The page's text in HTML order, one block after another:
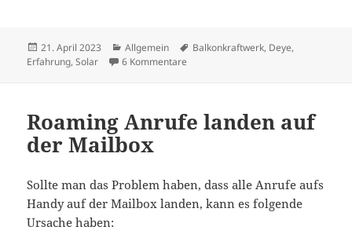
Veröffentlicht
am
21. April 2023 Kategorien
Allgemein Schlagwörter
Balkonkraftwerk, Deye,
Erfahrung,Solar 6 Kommentare
Roaming Anrufe landen auf
der Mailbox
Sollte man das Problem haben, dass alle Anrufe aufs
Handy auf der Mailbox landen, kann es folgende
Ursache haben: